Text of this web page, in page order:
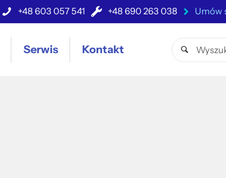
+48 603 057 541 +48 690 263 038 Umów
Serwis Kontakt